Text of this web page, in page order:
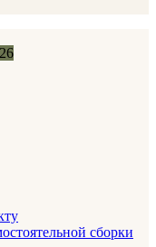
сборки